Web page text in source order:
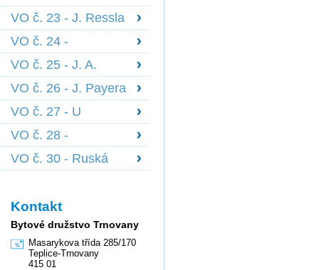
Scheinerova 1834,
Nedbalova 1836 +
1844
VO č. 23 - J. Ressla
1698 + 1699, B.
Martinů 1700 +
1701
VO č. 24 -
Edisonova 1841 -
1843 + členové z
pořadníku
VO č. 25 - J. A.
Komenského 1722 -
1727
VO č. 26 - J. Payera
1728 - 1730
VO č. 27 - U
Červeného kostela
1847 - 1851, J. z
Poděbrad 1852
VO č. 28 -
Palackého 1559 -
1562, Fr. Šrámka
VO č. 30 - Ruská
2164
Kontakt
Bytové družstvo Trnovany
Masarykova třída 285/170
Teplice-Trnovany
415 01